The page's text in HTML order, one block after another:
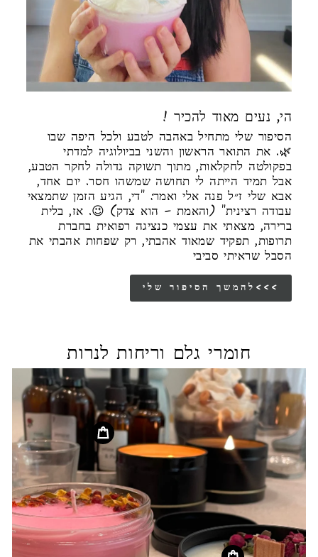
! הי, נעים מאוד להכיר
הסיפור שלי מתחיל באהבה לטבע ולכל היפה שבו
🌿. את התואר הראשון והשני בביולוגיה למדתי
בפקולטה לחקלאות, מתוך תשוקה גדולה לחקר הטבע,
אבל תמיד הייתה לי תחושה שמשהו חסר. יום אחד,
אבא שלי ז״ל פנה אלי ואמר: "די, הגיע הזמן שתמצאי
עבודה רצינית" (והאמת – הוא צדק) 😉. אז, בלית
ברירה, מצאתי את עצמי כנציגה רפואית בחברת
תרופות, תפקיד שמאוד אהבתי, רק שפחות אהבתי את
הסבל שראיתי סביבי
להמשך הסיפור שלי<<<
חומרי גלם וריחות לנרות